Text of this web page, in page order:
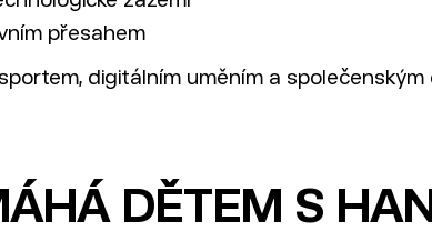
přesahem
digitálním uměním a společenským
DĚTEM S